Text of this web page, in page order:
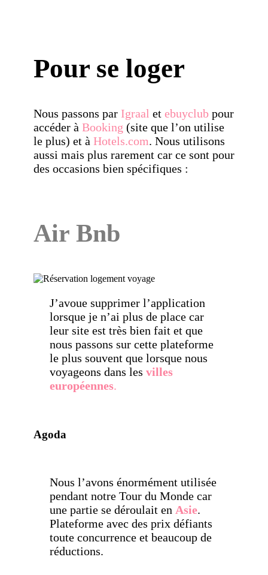
Pour se loger
Nous passons par Igraal et ebuyclub pour
accéder à Booking (site que l’on utilise
le plus) et à Hotels.com. Nous utilisons
aussi mais plus rarement car ce sont pour
des occasions bien spécifiques :
Air Bnb
J’avoue supprimer l’application
lorsque je n’ai plus de place car
leur site est très bien fait et que
nous passons sur cette plateforme
le plus souvent que lorsque nous
voyageons dans les villes
européennes.
Agoda
Nous l’avons énormément utilisée
pendant notre Tour du Monde car
une partie se déroulait en Asie.
Plateforme avec des prix défiants
toute concurrence et beaucoup de
réductions.